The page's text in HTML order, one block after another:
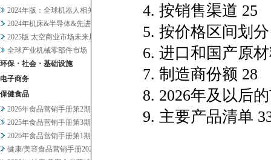
2024年版：全球机器人相关市...
2024年机床&半导体&先进设...
2025版 太空商业市场未来展...
全球产业机械零部件市场
环保・社会・基础设施
电子商务
保健食品
2026年食品营销手册第2期
2025年食品营销手册第3期
2026年食品营销手册第1期
健康/美容食品营销手册2025...
4. 按销售渠道 25
5. 按价格区间划
6. 进口和国产原
7. 制造商份额 28
8. 2026年及以后
9. 主要产品清单